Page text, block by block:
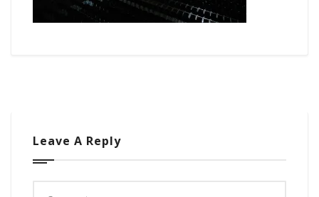
Leave A Reply